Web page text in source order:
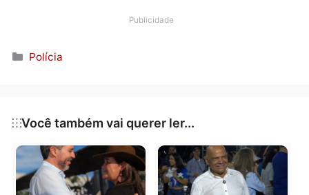
organização criminosa.
A atuação integrada das forças de segurança
forma técnica, estratégica e articulada.Comente
Notícia
Publicidade